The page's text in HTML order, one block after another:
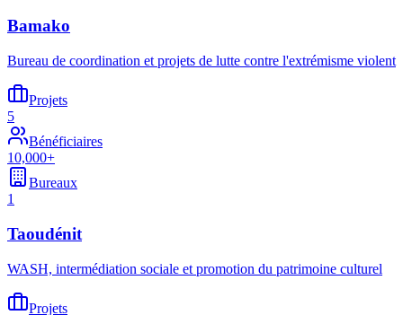
Bamako
Bureau de coordination et projets de lutte contre l'extrémisme violent
Projets
5
Bénéficiaires
10,000+
Bureaux
1
Taoudénit
WASH, intermédiation sociale et promotion du patrimoine culturel
Projets